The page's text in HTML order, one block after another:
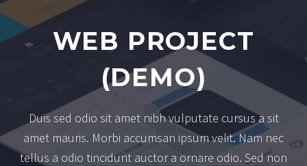
WEB PROJECT
(DEMO)
Duis sed odio sit amet nibh vulputate cursus a sit
amet mauris. Morbi accumsan ipsum velit. Nam nec
tellus a odio tincidunt auctor a ornare odio. Sed non